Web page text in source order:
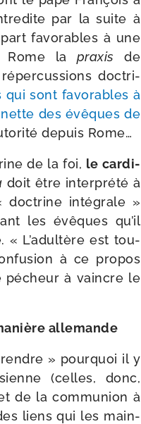
par la suite à
favo­rables à une
Rome la praxis de
réper­cus­sions doc­tri­
qui sont favo­rables à
des évêques de
depuis Rome…
de la foi, le car­di­
doit être inter­pré­té à
doc­trine inté­grale »
les évêques qu’il
« L’adultère est tou­
à ce pro­pos
pécheur à vaincre le
allemande
» pour­quoi il y
(celles, donc,
de la com­mu­nion à
liens qui les main­